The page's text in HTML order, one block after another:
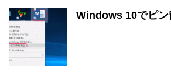
Windows 10でピン